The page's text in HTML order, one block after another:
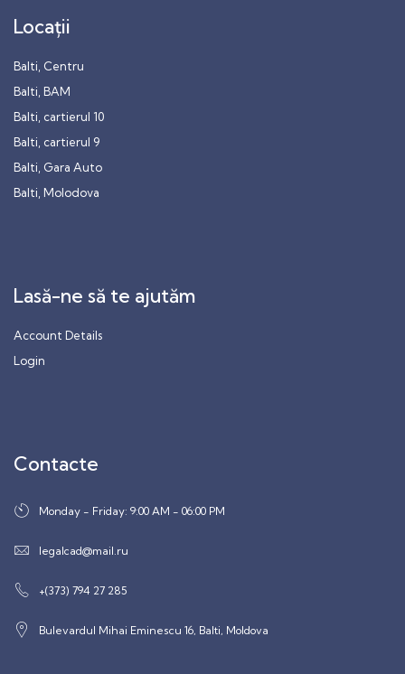
Locații
Balti, Centru
Balti, BAM
Balti, cartierul 10
Balti, cartierul 9
Balti, Gara Auto
Balti, Molodova
Lasă-ne să te ajutăm
Account Details
Login
Contacte
Monday - Friday: 9:00 AM - 06:00 PM
legalcad@mail.ru
+(373) 794 27 285
Bulevardul Mihai Eminescu 16, Balti, Moldova